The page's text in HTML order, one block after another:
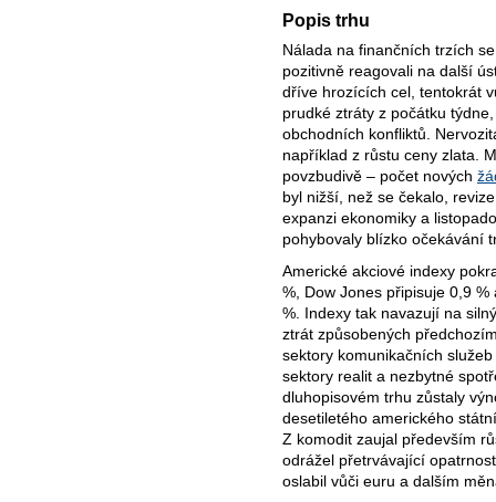
Popis trhu
Nálada na finančních trzích
pozitivně reagovali na další
dříve hrozících cel, tentokrát
prudké ztráty z počátku
obchodních konfliktů.
například z růstu ceny zlata.
povzbudivě – počet nových
byl nižší, než se čekalo,
expanzi ekonomiky a
pohybovaly blízko očekávání
Americké akciové indexy
%, Dow Jones připisuje 0,9
%. Indexy tak navazují na
ztrát způsobených
sektory komunikačních
sektory realit a nezbytné
dluhopisovém trhu zůstaly
desetiletého amerického
Z komodit zaujal především
odrážel přetrvávající
oslabil vůči euru a dalším